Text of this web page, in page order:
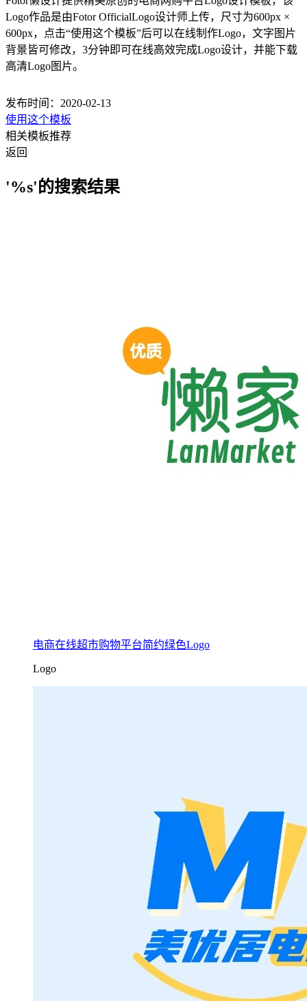
Logo作品是由Fotor OfficialLogo设计师上传，尺寸为600px ×
600px，点击“使用这个模板”后可以在线制作Logo，文字图片
背景皆可修改，3分钟即可在线高效完成Logo设计，并能下载
高清Logo图片。
发布时间：2020-02-13
使用这个模板
相关模板推荐
返回
'%s'的搜索结果
电商在线超市购物平台简约绿色Logo
Logo